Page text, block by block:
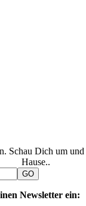
Schau Dich um
Hause..
Newsletter ein: